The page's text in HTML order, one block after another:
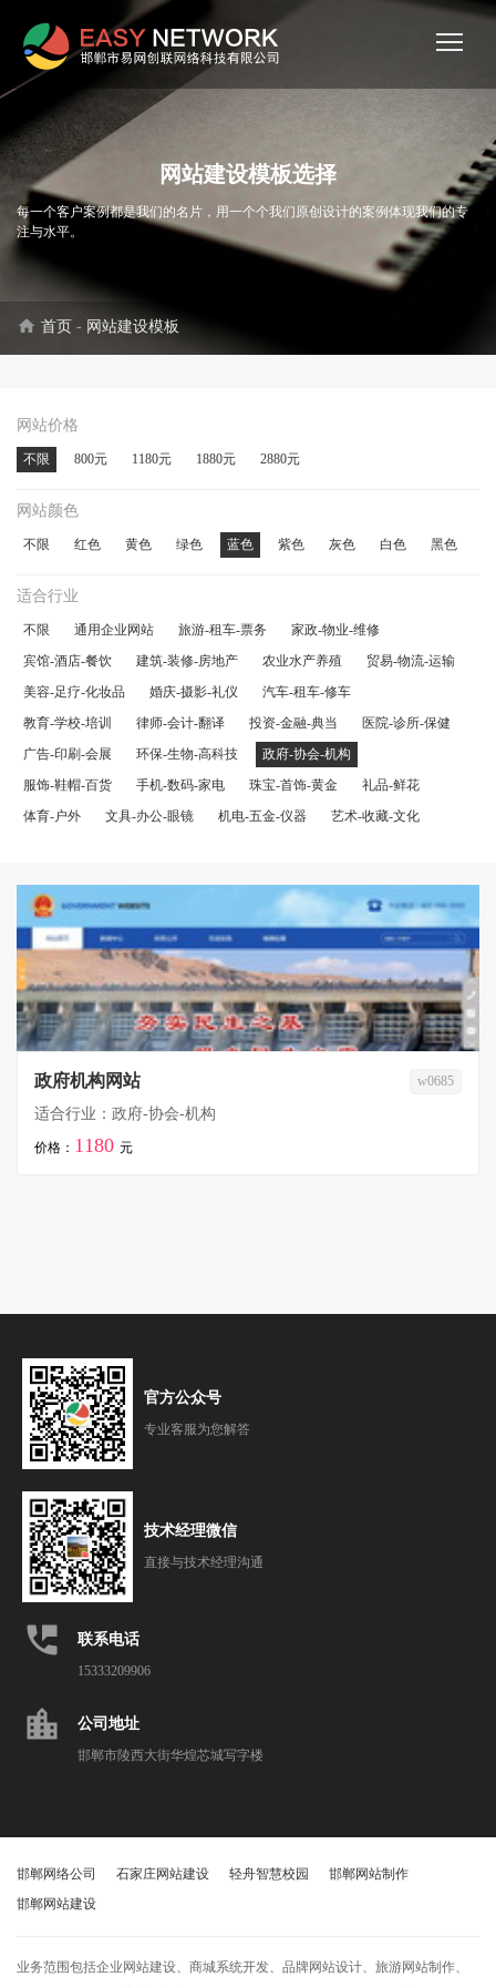
网站建设模板选择
每一个客户案例都是我们的名片，用一个个我们原创设计的案例体现我们的专
注与水平。
home 首页 - 网站建设模板
网站价格
不限 800元 1180元 1880元 2880元
网站颜色
不限 红色 黄色 绿色 蓝色 紫色 灰色 白色 黑色
适合行业
不限 通用企业网站 旅游-租车-票务
家政-物业-维修
宾馆-酒店-餐饮
建筑-装修-房地产 农业水产养殖
贸易-物流-运输
美容-足疗-化妆品
婚庆-摄影-礼仪
汽车-租车-修车
教育-学校-培训
律师-会计-翻译 投资-金融-典当
医院-诊所-保健
广告-印刷-会展
环保-生物-高科技
政府-协会-机构
服饰-鞋帽-百货
手机-数码-家电 珠宝-首饰-黄金
礼品-鲜花
体育-户外
文具-办公-眼镜 机电-五金-仪器 艺术-收藏-文化
政府机构网站 w0685
适合行业：政府-协会-机构
价格： 1180 元
官方公众号
专业客服为您解答
技术经理微信
直接与技术经理沟通
perm_phone_msg 联系电话
15333209906
location_city 公司地址
邯郸市陵西大街华煌芯城写字楼
邯郸网络公司 石家庄网站建设 轻舟智慧校园
邯郸网站制作
邯郸网站建设
业务范围包括企业网站建设、商城系统开发、品牌网站设计、旅游网站制作、